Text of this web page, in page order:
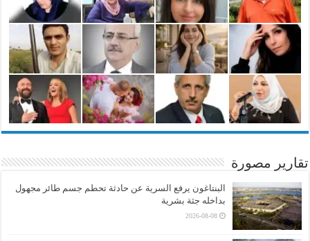
تقارير مصورة
البنتاغون يرفع السرية عن حادثة تحطم جسم طائر مجهول
بداخله جثة بشرية
2026-08-08